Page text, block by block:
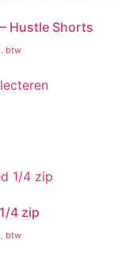
Hustle Shorts
btw
4 zip
btw